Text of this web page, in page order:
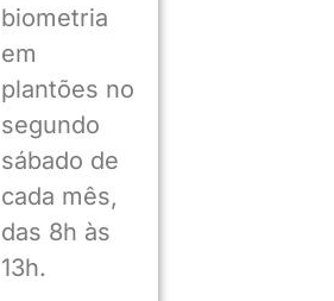
biometria
em
plantões no
segundo
sábado de
cada mês,
das 8h às
13h.